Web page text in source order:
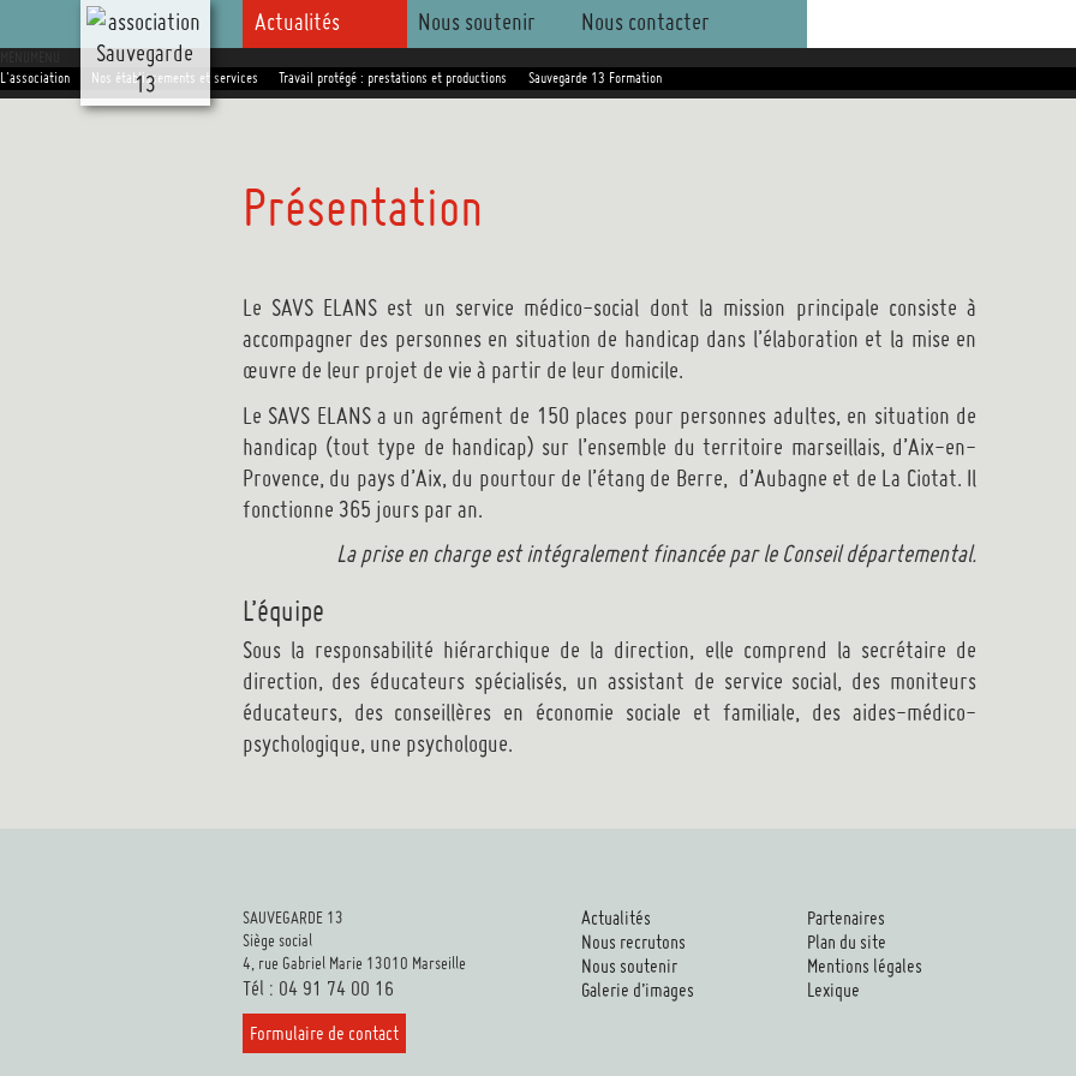
au
contenu
principal
Actualités Nous soutenir Nous contacter
L'association
Nos établissements et services Travail protégé : prestations et productions Sauvegarde 13 Formation
Présentation
Le SAVS ELANS est un service médico-social dont la mission principale consiste à
accompagner des personnes en situation de handicap dans l’élaboration et la mise en
œuvre de leur projet de vie à partir de leur domicile.
Le SAVS ELANS a un agrément de 150 places pour personnes adultes, en situation de
handicap (tout type de handicap) sur l’ensemble du territoire marseillais, d’Aix-en-
Provence, du pays d’Aix, du pourtour de l’étang de Berre, d’Aubagne et de La Ciotat. Il
fonctionne 365 jours par an.
La prise en charge est intégralement financée par le Conseil départemental.
L’équipe
Sous la responsabilité hiérarchique de la direction, elle comprend la secrétaire de
direction, des éducateurs spécialisés, un assistant de service social, des moniteurs
éducateurs, des conseillères en économie sociale et familiale, des aides-médico-
psychologique, une psychologue.
SAUVEGARDE 13
Siège social
4, rue Gabriel Marie 13010 Marseille
Tél : 04 91 74 00 16
Formulaire de contact
Actualités
Nous recrutons
Nous soutenir
Galerie d’images
Partenaires
Plan du site
Mentions légales
Lexique